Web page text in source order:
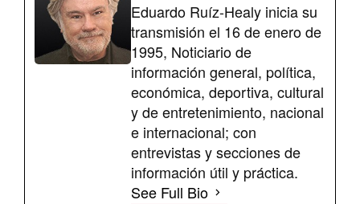
Eduardo Ruíz-Healy inicia su
transmisión el 16 de enero de
1995, Noticiario de
información general, política,
económica, deportiva, cultural
y de entretenimiento, nacional
e internacional; con
entrevistas y secciones de
información útil y práctica.
See Full Bio